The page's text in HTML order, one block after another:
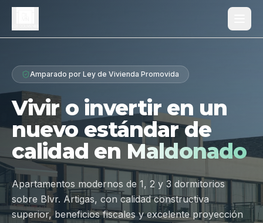
Proyecto
Diferenciales
Tipologías
Galería
Ubicación
Contacto
Amparado por Ley de Vivienda Promovida
Vivir o invertir en un
nuevo estándar de
calidad en Maldonado
Apartamentos modernos de 1, 2 y 3 dormitorios
sobre Blvr. Artigas, con calidad constructiva
superior, beneficios fiscales y excelente proyección